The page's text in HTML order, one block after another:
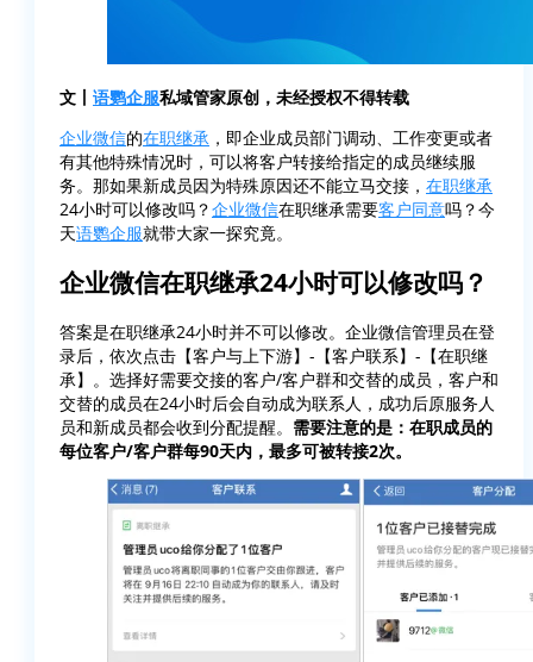
文丨 语鹦企服私域管家原创，未经授权不得转载
企业微信的在职继承 ，即企业成员部门调动、工作变更或者
有其他特殊情况时，可以将客户转接给指定的成员继续服
务。那如果新成员因为特殊原因还不能立马交接， 在职继承
24小时可以修改吗？企业微信在职继承需要客户同意吗？今
天语鹦企服就带大家一探究竟。
企业微信在职继承24小时可以修改吗？
答案是在职继承24小时并不可以修改。企业微信管理员在登
录后，依次点击【客户与上下游】-【客户联系】-【在职继
承】。选择好需要交接的客户/客户群和交替的成员，客户和
交替的成员在24小时后会自动成为联系人，成功后原服务人
员和新成员都会收到分配提醒。 需要注意的是：在职成员的
每位客户/客户群每90天内，最多可被转接2次。